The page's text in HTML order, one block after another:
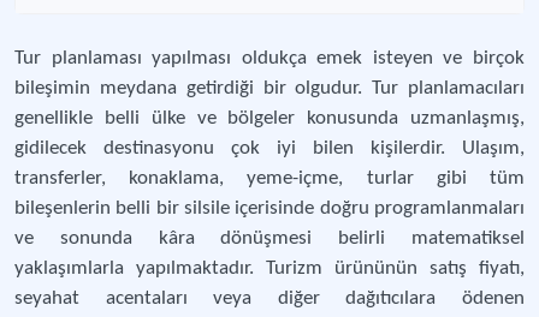
Tur planlaması yapılması oldukça emek isteyen ve birçok
bileşimin meydana getirdiği bir olgudur. Tur planlamacıları
genellikle belli ülke ve bölgeler konusunda uzmanlaşmış,
gidilecek destinasyonu çok iyi bilen kişilerdir. Ulaşım,
transferler, konaklama, yeme-içme, turlar gibi tüm
bileşenlerin belli bir silsile içerisinde doğru programlanmaları
ve sonunda kâra dönüşmesi belirli matematiksel
yaklaşımlarla yapılmaktadır. Turizm ürününün satış fiyatı,
seyahat acentaları veya diğer dağıtıcılara ödenen